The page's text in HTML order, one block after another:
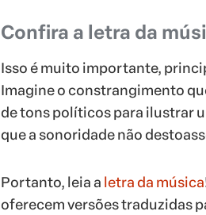
Confira a letra da
Isso é muito importante,
Imagine o constrangimento
de tons políticos para ilustrar
que a sonoridade não
Portanto, leia a letra da música
oferecem versões traduzidas